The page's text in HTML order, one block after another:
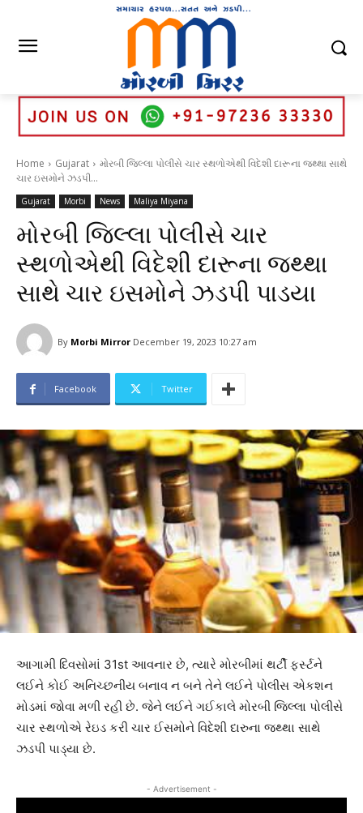
Home Gujarat
મોરબી જિલ્લા પોલીસે ચાર સ્થળોએથી વિદેશી દારૂના જથ્થા સાથે
ચાર ઇસમોને ઝડપી...
Gujarat Morbi News Maliya Miyana
મોરબી જિલ્લા પોલીસે ચાર
સ્થળોએથી વિદેશી દારૂના જથ્થા
સાથે ચાર ઇસમોને ઝડપી પાડયા
By Morbi Mirror December 19, 2023 10:27 am
Facebook Twitter
આગામી દિવસોમાં 31st આવનાર છે, ત્યારે મોરબીમાં થર્ટી ફર્સ્ટને
લઈને કોઈ અનિચ્છનીય બનાવ ન બને તેને લઈને પોલીસ એકશન
મોડમાં જોવા મળી રહી છે. જેને લઈને ગઈકાલે મોરબી જિલ્લા પોલીસે
ચાર સ્થળોએ રેઇડ કરી ચાર ઈસમોને વિદેશી દારુના જથ્થા સાથે
ઝડપી પાડ્યા છે.
- Advertisement -